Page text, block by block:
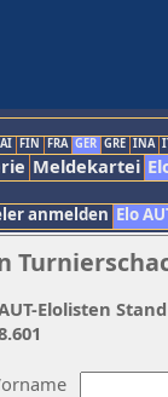
FIN FRA GER GRE INA
Meldekartei
anmelden Elo
Elolisten